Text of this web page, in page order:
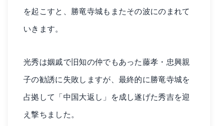
を起こすと、勝竜寺城もまたその波にのまれて
いきます。
光秀は姻戚で旧知の仲でもあった藤孝・忠興親
子の勧誘に失敗しますが、最終的に勝竜寺城を
占拠して「中国大返し」を成し遂げた秀吉を迎
え撃ちました。